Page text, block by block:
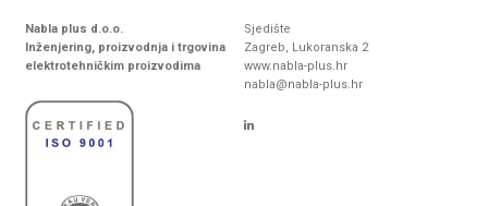
Nabla plus d.o.o.
Inženjering, proizvodnja i trgovina
elektrotehničkim proizvodima
Sjedište
Zagreb, Lukoranska 2
www.nabla-plus.hr
nabla@nabla-plus.hr